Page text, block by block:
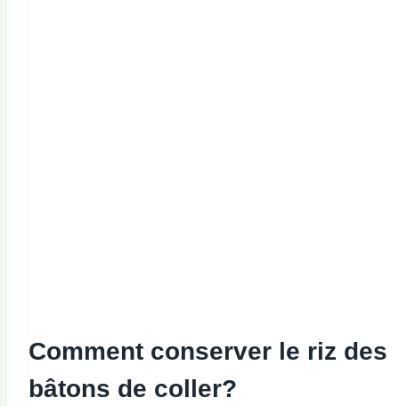
Comment conserver le riz des
bâtons de coller?